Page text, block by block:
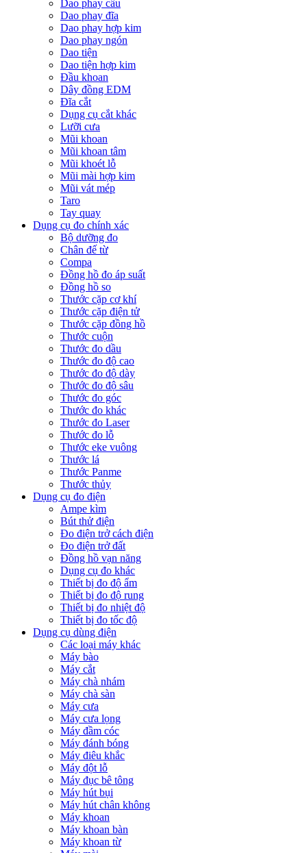
Dao phay cầu
Dao phay đĩa
Dao phay hợp kim
Dao phay ngón
Dao tiện
Dao tiện hợp kim
Đầu khoan
Dây đồng EDM
Đĩa cắt
Dụng cụ cắt khác
Lưỡi cưa
Mũi khoan
Mũi khoan tâm
Mũi khoét lỗ
Mũi mài hợp kim
Mũi vát mép
Taro
Tay quay
Dụng cụ đo chính xác
Bộ dưỡng đo
Chân đế từ
Compa
Đồng hồ đo áp suất
Đồng hồ so
Thước cặp cơ khí
Thước cặp điện tử
Thước cặp đồng hồ
Thước cuộn
Thước đo dầu
Thước đo độ cao
Thước đo độ dày
Thước đo độ sâu
Thước đo góc
Thước đo khác
Thước đo Laser
Thước đo lỗ
Thước eke vuông
Thước lá
Thước Panme
Thước thủy
Dụng cụ đo điện
Ampe kìm
Bút thử điện
Đo điện trở cách điện
Đo điện trở đất
Đồng hồ vạn năng
Dụng cụ đo khác
Thiết bị đo độ ẩm
Thiết bị đo độ rung
Thiết bị đo nhiệt độ
Thiết bị đo tốc độ
Dụng cụ dùng điện
Các loại máy khác
Máy bào
Máy cắt
Máy chà nhám
Máy chà sàn
Máy cưa
Máy cưa lọng
Máy đầm cóc
Máy đánh bóng
Máy điêu khắc
Máy đột lỗ
Máy đục bê tông
Máy hút bụi
Máy hút chân không
Máy khoan
Máy khoan bàn
Máy khoan từ